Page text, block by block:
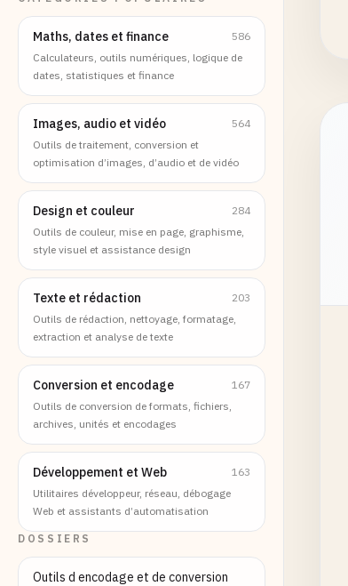
Maths, dates et finance
586
Calculateurs, outils numériques, logique de
dates, statistiques et finance
Images, audio et vidéo
564
Outils de traitement, conversion et
optimisation d’images, d’audio et de vidéo
Design et couleur
284
Outils de couleur, mise en page, graphisme,
style visuel et assistance design
Texte et rédaction
203
Outils de rédaction, nettoyage, formatage,
extraction et analyse de texte
Conversion et encodage
167
Outils de conversion de formats, fichiers,
archives, unités et encodages
Développement et Web
163
Utilitaires développeur, réseau, débogage
Web et assistants d’automatisation
DOSSIERS
Outils d encodage et de conversion